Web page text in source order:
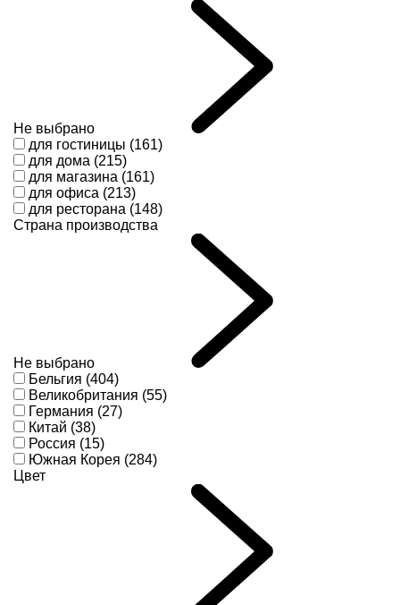
Не выбрано
для гостиницы (161)
для дома (215)
для магазина (161)
для офиса (213)
для ресторана (148)
Страна производства
Не выбрано
Бельгия (404)
Великобритания (55)
Германия (27)
Китай (38)
Россия (15)
Южная Корея (284)
Цвет